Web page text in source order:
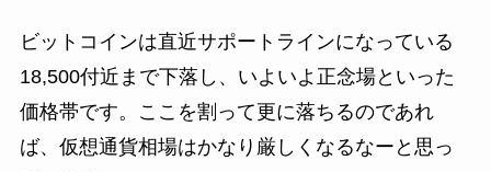
ビットコインは直近サポートラインになっている
18,500付近まで下落し、いよいよ正念場といった
価格帯です。ここを割って更に落ちるのであれ
ば、仮想通貨相場はかなり厳しくなるなーと思っ